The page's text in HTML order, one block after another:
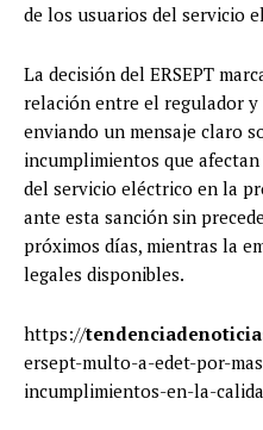
de los usuarios del servicio
La decisión del ERSEPT
relación entre el regulador
enviando un mensaje claro
incumplimientos que
del servicio eléctrico en la
ante esta sanción sin
próximos días, mientras la
legales disponibles.
https://
ersept-multo-a-edet-por-
incumplimientos-en-la-